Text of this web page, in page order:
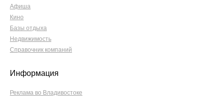
Афиша
Кино
Базы отдыха
Недвижимость
Справочник компаний
Информация
Реклама во Владивостоке